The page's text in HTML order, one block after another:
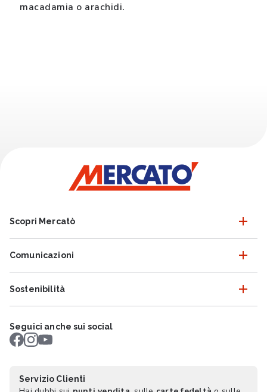
macadamia o arachidi.
Scopri Mercatò
Comunicazioni
Sostenibilità
Seguici anche sui social
Servizio Clienti